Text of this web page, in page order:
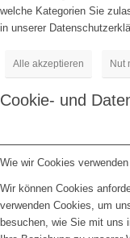
welche Kategorien Sie
in unserer
Alle akzeptieren Nut
Cookie- und
Wie wir Cookies verwenden
Wir können Cookies
verwenden Cookies, um
besuchen, wie Sie mit uns